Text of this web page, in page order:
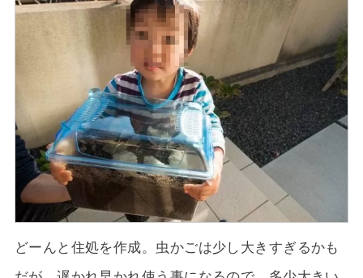
どーんと住処を作成。虫かごは少し大きすぎるかも